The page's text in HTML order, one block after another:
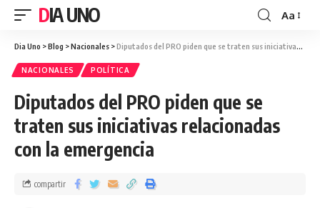
DIA UNO Aa
Dia Uno >Blog >Nacionales >Diputados del PRO piden que se traten sus iniciativas relacionadas con la emergencia
NACIONALES POLÍTICA
Diputados del PRO piden que se
traten sus iniciativas relacionadas
con la emergencia
compartir